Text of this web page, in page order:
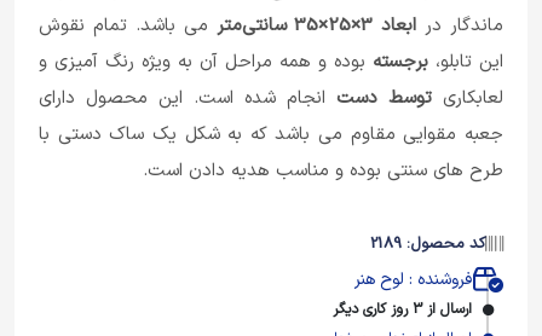
ماندگار در ابعاد 3×25×35 سانتی‌متر
می باشد. تمام نقوش
این تابلو، برجسته بوده و همه مراحل آن به ویژه رنگ آمیزی و
لعابکاری توسط دست انجام شده است. این محصول دارای
جعبه مقوایی مقاوم می باشد که به شکل یک ساک دستی با
طرح های سنتی بوده و مناسب هدیه دادن است.
کد محصول: 2189
فروشنده : لوح هنر
ارسال از 3 روز کاری دیگر